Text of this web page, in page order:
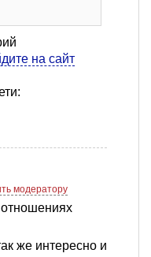
на сайт
модератору
же интересно и